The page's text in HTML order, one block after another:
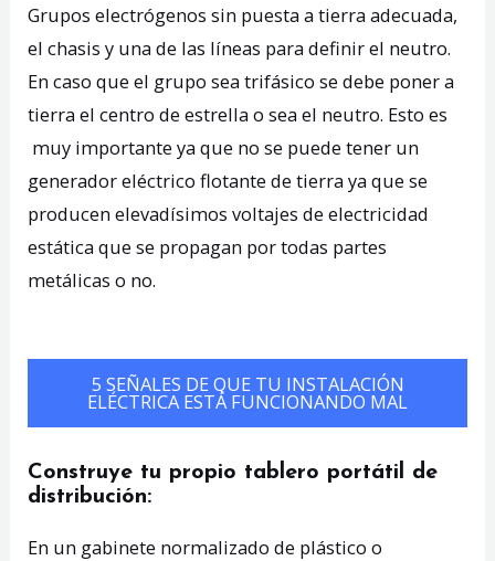
Grupos electrógenos sin puesta a tierra adecuada,
el chasis y una de las líneas para definir el neutro.
En caso que el grupo sea trifásico se debe poner a
tierra el centro de estrella o sea el neutro. Esto es
muy importante ya que no se puede tener un
generador eléctrico flotante de tierra ya que se
producen elevadísimos voltajes de electricidad
estática que se propagan por todas partes
metálicas o no.
5 SEÑALES DE QUE TU INSTALACIÓN
ELÉCTRICA ESTÁ FUNCIONANDO MAL
Construye tu propio tablero portátil de
distribución:
En un gabinete normalizado de plástico o